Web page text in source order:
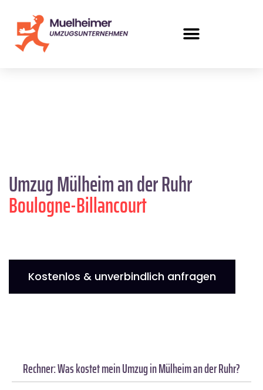
Umzug Mülheim an der Ruhr
Boulogne-Billancourt
Kostenlos & unverbindlich anfragen
Rechner: Was kostet mein Umzug in Mülheim an der Ruhr?